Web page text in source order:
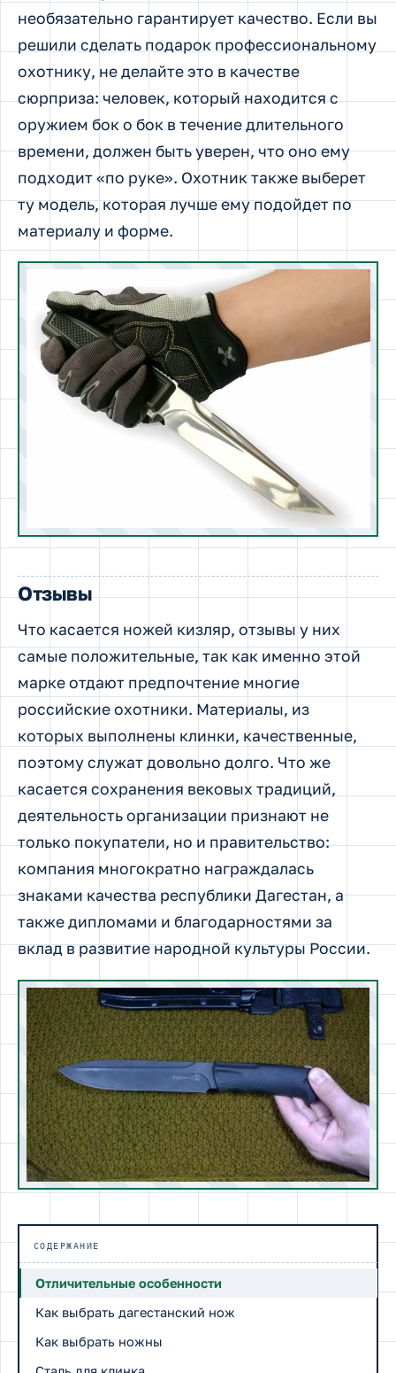
необязательно гарантирует качество. Если вы
решили сделать подарок профессиональному
охотнику, не делайте это в качестве
сюрприза: человек, который находится с
оружием бок о бок в течение длительного
времени, должен быть уверен, что оно ему
подходит «по руке». Охотник также выберет
ту модель, которая лучше ему подойдет по
материалу и форме.
Отзывы
Что касается ножей кизляр, отзывы у них
самые положительные, так как именно этой
марке отдают предпочтение многие
российские охотники. Материалы, из
которых выполнены клинки, качественные,
поэтому служат довольно долго. Что же
касается сохранения вековых традиций,
деятельность организации признают не
только покупатели, но и правительство:
компания многократно награждалась
знаками качества республики Дагестан, а
также дипломами и благодарностями за
вклад в развитие народной культуры России.
СОДЕРЖАНИЕ
Отличительные особенности
Как выбрать дагестанский нож
Как выбрать ножны